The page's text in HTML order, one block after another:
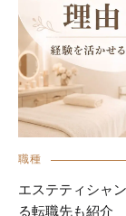
職種
エステティシャ
る転職先も紹介